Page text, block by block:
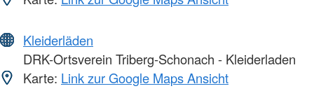
Kleiderläden
DRK-Ortsverein Triberg-Schonach - Kleiderladen
Karte: Link zur Google Maps Ansicht